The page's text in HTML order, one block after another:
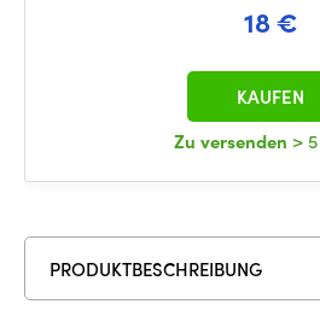
18 €
Zu versenden >
KAUFEN
PRODUKTBESCHREIBUNG